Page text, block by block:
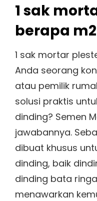
1 sak
berapa m2
1 sak mortar
Anda seorang
atau pemilik
solusi praktis
dinding? Semen
jawabannya.
dibuat khusus
dinding, baik
dinding bata
menawarkan